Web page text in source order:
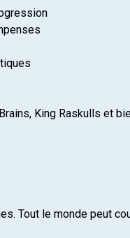
King Raskulls et
Tout le monde peut